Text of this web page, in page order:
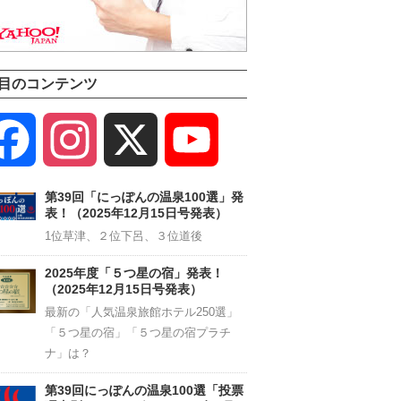
のコンテンツ
Facebook Instagram
Channel
第39回「にっぽんの温泉100選」発
表！（2025年12月15日号発表）
1位草津、２位下呂、３位道後
2025年度「５つ星の宿」発表！
（2025年12月15日号発表）
最新の「人気温泉旅館ホテル250選」
「５つ星の宿」「５つ星の宿プラチ
ナ」は？
第39回にっぽんの温泉100選「投票